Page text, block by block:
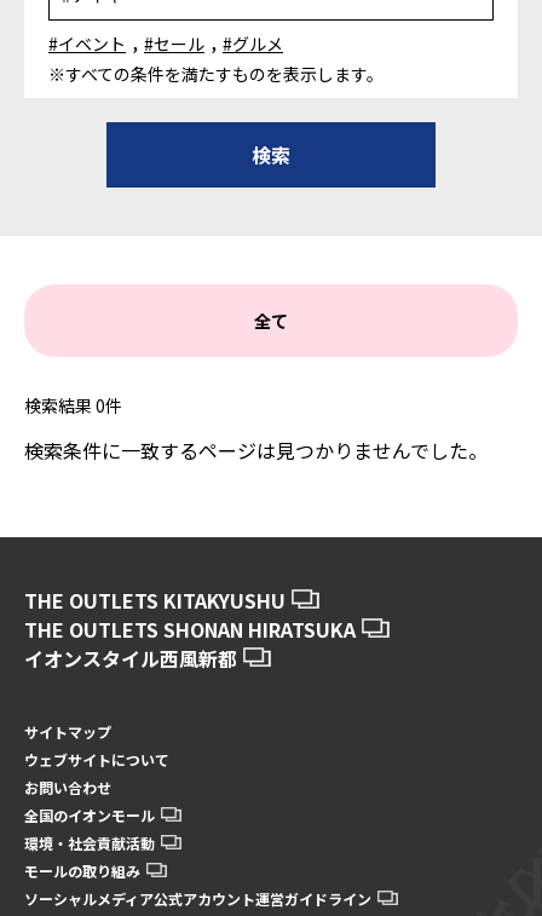
#イベント , #セール , #グルメ
※すべての条件を満たすものを表示します。
全て
検索結果 0件
検索条件に一致するページは見つかりませんでした。
THE OUTLETS KITAKYUSHU
THE OUTLETS SHONAN HIRATSUKA
イオンスタイル西風新都
サイトマップ
ウェブサイトについて
お問い合わせ
全国のイオンモール
環境・社会貢献活動
モールの取り組み
ソーシャルメディア公式アカウント運営ガイドライン